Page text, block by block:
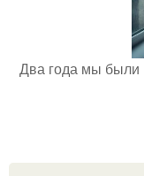
Два года мы были